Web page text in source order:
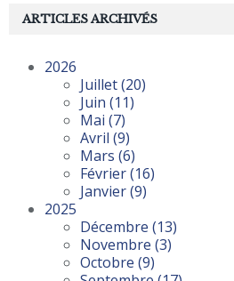
ARTICLES ARCHIVÉS
2026
Juillet(20)
Juin (11)
Mai (7)
Avril (9)
Mars (6)
Février(16)
Janvier(9)
2025
Décembre (13)
Novembre (3)
Octobre (9)